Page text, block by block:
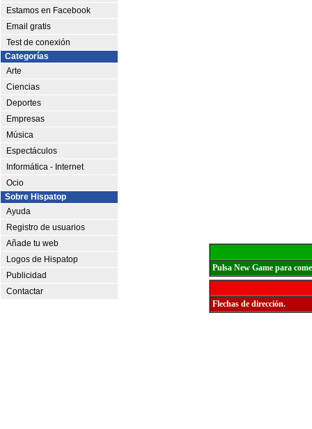
Estamos en Facebook
Email gratis
Test de conexión
Categorías
Arte
Ciencias
Deportes
Empresas
Música
Espectáculos
Informática - Internet
Ocio
Sobre Hispatop
Ayuda
Registro de usuarios
Añade tu web
Logos de Hispatop
Publicidad
Contactar
Pulsa New Game para
Flechas de dirección.